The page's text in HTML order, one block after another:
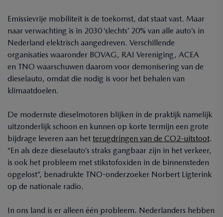
Emissievrije mobiliteit is de toekomst, dat staat vast. Maar
naar verwachting is in 2030 ‘slechts’ 20% van alle auto’s in
Nederland elektrisch aangedreven. Verschillende
organisaties waaronder BOVAG, RAI Vereniging, ACEA
en TNO waarschuwen daarom voor demonisering van de
dieselauto, omdat die nodig is voor het behalen van
klimaatdoelen.
De modernste dieselmotoren blijken in de praktijk namelijk
uitzonderlijk schoon en kunnen op korte termijn een grote
bijdrage leveren aan het terugdringen van de CO2-uitstoot.
“En als deze dieselauto’s straks gangbaar zijn in het verkeer,
is ook het probleem met stikstofoxiden in de binnensteden
opgelost”, benadrukte TNO-onderzoeker Norbert Ligterink
op de nationale radio.
In ons land is er alleen één probleem. Nederlanders hebben